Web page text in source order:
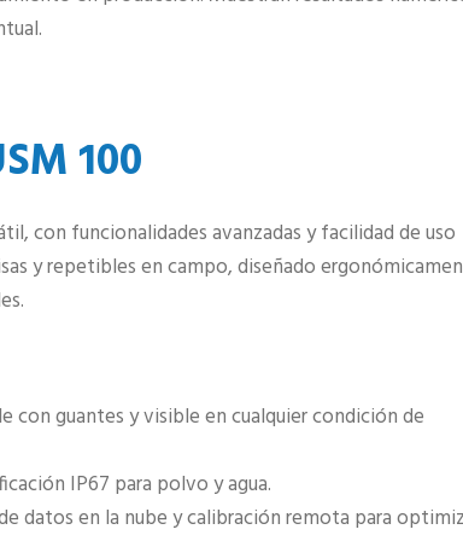
100
con funcionalidades avanzadas y facilidad de uso
y repetibles en campo, diseñado
con guantes y visible en cualquier condición de
IP67 para polvo y agua.
datos en la nube y calibración remota para